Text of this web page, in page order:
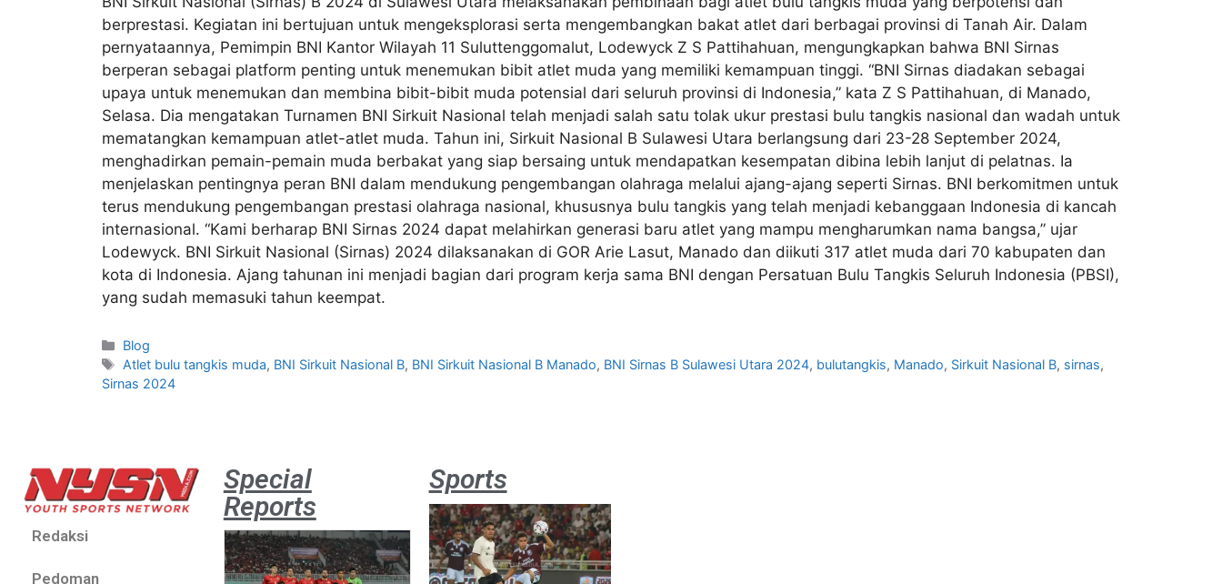
berprestasi. Kegiatan ini bertujuan untuk mengeksplorasi serta mengembangkan bakat atlet dari berbagai provinsi di Tanah Air. Dalam
pernyataannya, Pemimpin BNI Kantor Wilayah 11 Suluttenggomalut, Lodewyck Z S Pattihahuan, mengungkapkan bahwa BNI Sirnas
berperan sebagai platform penting untuk menemukan bibit atlet muda yang memiliki kemampuan tinggi. “BNI Sirnas diadakan sebagai
upaya untuk menemukan dan membina bibit-bibit muda potensial dari seluruh provinsi di Indonesia,” kata Z S Pattihahuan, di Manado,
Selasa. Dia mengatakan Turnamen BNI Sirkuit Nasional telah menjadi salah satu tolak ukur prestasi bulu tangkis nasional dan wadah untuk
mematangkan kemampuan atlet-atlet muda. Tahun ini, Sirkuit Nasional B Sulawesi Utara berlangsung dari 23-28 September 2024,
menghadirkan pemain-pemain muda berbakat yang siap bersaing untuk mendapatkan kesempatan dibina lebih lanjut di pelatnas. Ia
menjelaskan pentingnya peran BNI dalam mendukung pengembangan olahraga melalui ajang-ajang seperti Sirnas. BNI berkomitmen untuk
terus mendukung pengembangan prestasi olahraga nasional, khususnya bulu tangkis yang telah menjadi kebanggaan Indonesia di kancah
internasional. “Kami berharap BNI Sirnas 2024 dapat melahirkan generasi baru atlet yang mampu mengharumkan nama bangsa,” ujar
Lodewyck. BNI Sirkuit Nasional (Sirnas) 2024 dilaksanakan di GOR Arie Lasut, Manado dan diikuti 317 atlet muda dari 70 kabupaten dan
kota di Indonesia. Ajang tahunan ini menjadi bagian dari program kerja sama BNI dengan Persatuan Bulu Tangkis Seluruh Indonesia (PBSI),
yang sudah memasuki tahun keempat.
Blog
Atlet bulu tangkis muda, BNI Sirkuit Nasional B, BNI Sirkuit Nasional B Manado, BNI Sirnas B Sulawesi Utara 2024, bulutangkis, Manado, Sirkuit Nasional B, sirnas,
Sirnas 2024
Redaksi
Pedoman
Special
Reports
Sports